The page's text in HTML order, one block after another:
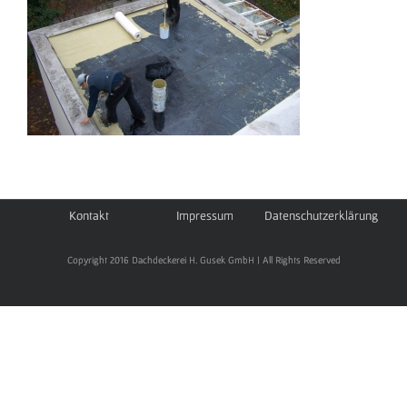
Datenschutzerklärung
Impressum
Kontakt
Copyright 2016 Dachdeckerei H. Gusek GmbH | All Rights Reserved